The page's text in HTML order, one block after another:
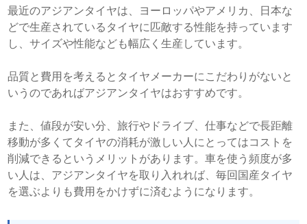
最近のアジアンタイヤは、ヨーロッパやアメリカ、日本な
どで生産されているタイヤに匹敵する性能を持っています
し、サイズや性能なども幅広く生産しています。
品質と費用を考えるとタイヤメーカーにこだわりがないと
いうのであればアジアンタイヤはおすすめです。
また、値段が安い分、旅行やドライブ、仕事などで長距離
移動が多くてタイヤの消耗が激しい人にとってはコストを
削減できるというメリットがあります。車を使う頻度が多
い人は、アジアンタイヤを取り入れれば、毎回国産タイヤ
を選ぶよりも費用をかけずに済むようになります。